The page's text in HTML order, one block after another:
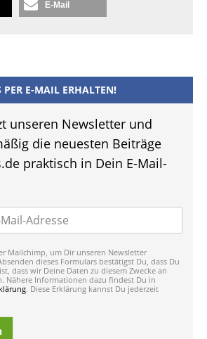
E-Mail
PER E-MAIL ERHALTEN!
unseren Newsletter und
die neuesten Beiträge
praktisch in Dein E-Mail-
Mailchimp, um Dir unseren Newsletter
dieses Formulars bestätigst Du, dass Du
dass wir Deine Daten zu diesem Zwecke an
Nähere Informationen dazu findest Du in
. Diese Erklärung kannst Du jederzeit